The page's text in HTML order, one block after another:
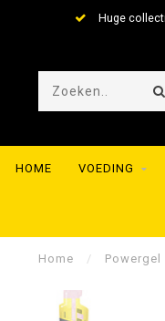
Huge
HOME VOEDING
Home / Powergel